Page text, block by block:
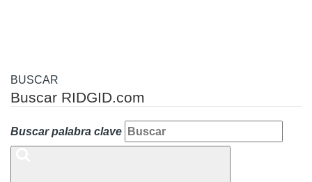
BUSCAR
Buscar RIDGID.com
Buscar palabra clave